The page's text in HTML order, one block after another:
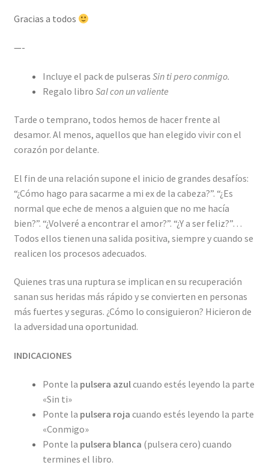
Gracias a todos
—-
Incluye el pack de pulseras Sin ti pero conmigo.
Regalo libro Sal con un valiente
Tarde o temprano, todos hemos de hacer frente al
desamor. Al menos, aquellos que han elegido vivir con el
corazón por delante.
El fin de una relación supone el inicio de grandes desafíos:
“¿Cómo hago para sacarme a mi ex de la cabeza?”. “¿Es
normal que eche de menos a alguien que no me hacía
bien?”. “¿Volveré a encontrar el amor?”. “¿Y a ser feliz?”…
Todos ellos tienen una salida positiva, siempre y cuando se
realicen los procesos adecuados.
Quienes tras una ruptura se implican en su recuperación
sanan sus heridas más rápido y se convierten en personas
más fuertes y seguras. ¿Cómo lo consiguieron? Hicieron de
la adversidad una oportunidad.
INDICACIONES
Ponte la pulsera azulcuando estés leyendo la parte
«Sin ti»
Ponte la pulsera roja cuando estés leyendo la parte
«Conmigo»
Ponte la pulsera blanca (pulsera cero) cuando
termines el libro.